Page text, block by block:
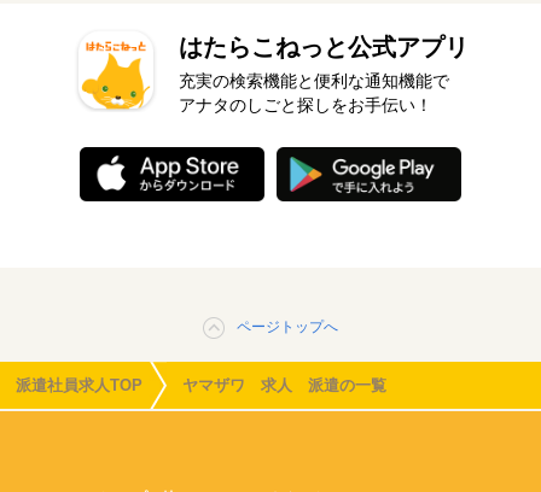
はたらこねっと公式アプリ
充実の検索機能と便利な通知機能で
アナタのしごと探しをお手伝い！
ページトップへ
派遣社員求人TOP ヤマザワ 求人 派遣の一覧